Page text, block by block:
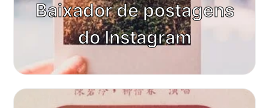
Baixador de postagens
do Instagram